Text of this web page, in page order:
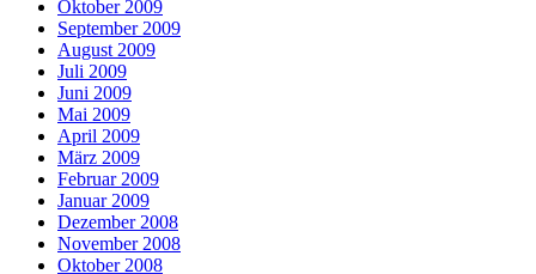
Oktober 2009
September 2009
August 2009
Juli 2009
Juni 2009
Mai 2009
April 2009
März 2009
Februar 2009
Januar 2009
Dezember 2008
November 2008
Oktober 2008